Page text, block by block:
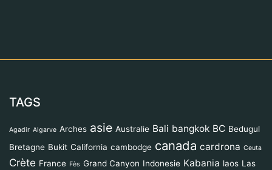
TAGS
Agadir Algarve Arches asie Australie Bali bangkok BC Bedugul
Bretagne Bukit California cambodge canada cardrona Ceuta
Crète France Fès Grand Canyon Indonesie Kabania laos Las